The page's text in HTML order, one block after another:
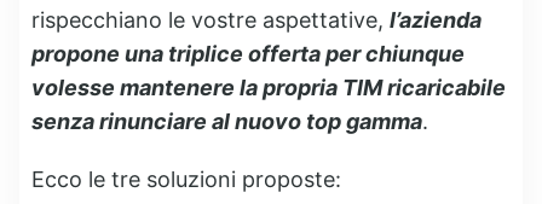
rispecchiano le vostre aspettative, l’azienda
propone una triplice offerta per chiunque
volesse mantenere la propria TIM ricaricabile
senza rinunciare al nuovo top gamma.
Ecco le tre soluzioni proposte: